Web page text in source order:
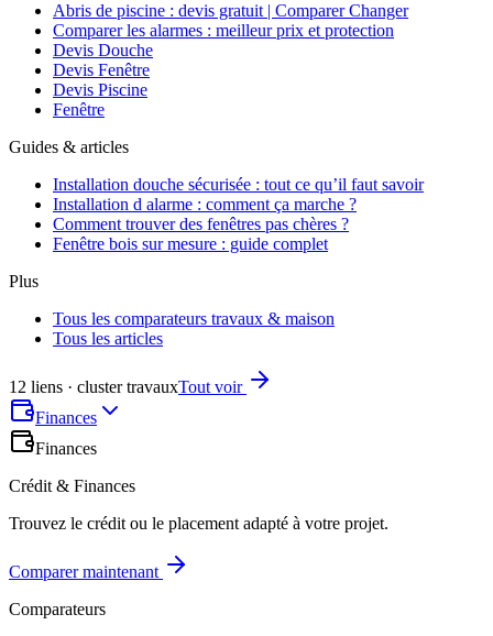
Abris de piscine : devis gratuit | Comparer Changer
Comparer les alarmes : meilleur prix et protection
Devis Douche
Devis Fenêtre
Devis Piscine
Fenêtre
Guides & articles
Installation douche sécurisée : tout ce qu’il faut savoir
Installation d alarme : comment ça marche ?
Comment trouver des fenêtres pas chères ?
Fenêtre bois sur mesure : guide complet
Plus
Tous les comparateurs travaux & maison
Tous les articles
12 liens · cluster travauxTout voir
Finances
Finances
Crédit & Finances
Trouvez le crédit ou le placement adapté à votre projet.
Comparer maintenant
Comparateurs